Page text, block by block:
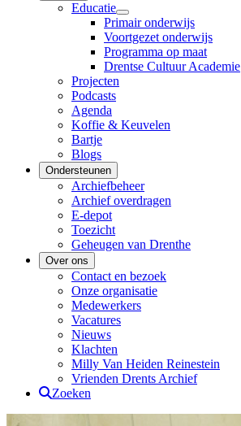
Educatie
Primair onderwijs
Voortgezet onderwijs
Programma op maat
Drentse Cultuur Academie
Projecten
Podcasts
Agenda
Koffie & Keuvelen
Bartje
Blogs
Ondersteunen
Archiefbeheer
Archief overdragen
E-depot
Toezicht
Geheugen van Drenthe
Over ons
Contact en bezoek
Onze organisatie
Medewerkers
Vacatures
Nieuws
Klachten
Milly Van Heiden Reinestein
Vrienden Drents Archief
Zoeken